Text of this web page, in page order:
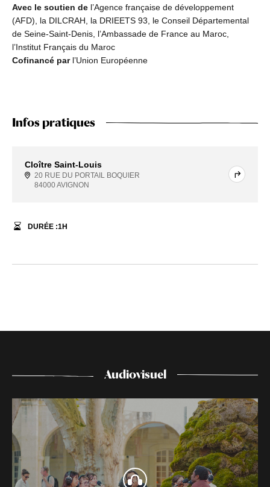
Avec le soutien de l’Agence française de développement
(AFD), la DILCRAH, la DRIEETS 93, le Conseil Départemental
de Seine-Saint-Denis, l’Ambassade de France au Maroc,
l’Institut Français du Maroc
Cofinancé parl’Union Européenne
Infos pratiques
Cloître Saint-Louis
20 RUE DU PORTAIL BOQUIER
84000 AVIGNON
DURÉE :1H
Audiovisuel